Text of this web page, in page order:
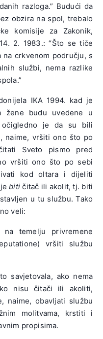
razloga.” Budući da
obzira na spol, trebalo
komisije za Zakonik,
2. 1983.: “Što se tiče
na crkvenom području, s
službi, nema razlike
IKA 1994. kad je
žene budu uvedene u
je da su bili
naime, vršiti ono što po
Sveto pismo pred
vršiti ono što po sebi
kod oltara i dijeliti
jebiti čitač ili akolit, tj. biti
u tu službu. Tako
veli:
temelju privremene
vršiti službu
savjetovala, ako nema
nisu čitači ili akoliti,
naime, obavljati službu
molitvama, krstiti i
propisima.